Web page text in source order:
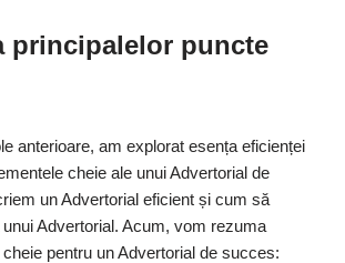
principalelor puncte
anterioare, am explorat esența eficienței
cheie ale unui Advertorial de
un Advertorial eficient și cum să
Advertorial. Acum, vom rezuma
pentru un Advertorial de succes: